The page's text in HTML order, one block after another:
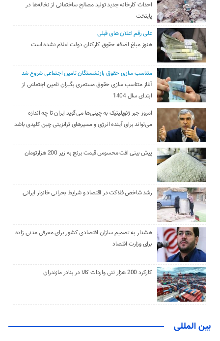
احداث کارخانه جدید تولید مصالح ساختمانی از نخاله‌ها در
پایتخت
علی رقم اعلان های قبلی
هنوز مبلغ اضافه حقوق کارکنان دولت اعلام نشده است
متناسب سازی حقوق بازنشستگان تامین اجتماعی شروع شد
آغاز متناسب سازی حقوق مستمری بگیران تامین اجتماعی از
ابتدای سال 1404
امروز جبر ژئوپلیتیک به چینی‌ها می‌گوید ایران تا چه اندازه
می‌تواند برای آینده انرژی و مسیرهای ترانزیتی چین کلیدی باشد
پیش بینی افت محسوس قیمت برنج به زیر 200 هزارتومان
رشد شاخص فلاکت در اقتصاد و شرایط بحرانی خانوار ایرانی
هشدار به تصمیم سازان اقتصادی کشور برای معرفی مدنی زاده
برای وزارت اقتصاد
کارکرد 200 هزار تنی واردات کالا در بنادر مازندران
بین المللی